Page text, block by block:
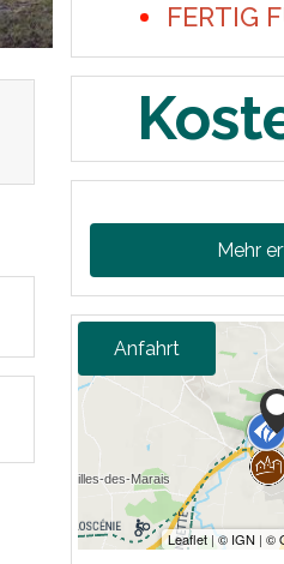
FERTIG
Mehr
Anfahrt